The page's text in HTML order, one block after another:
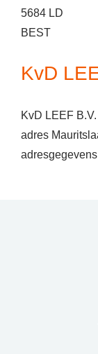
5684 LD
BEST
KvD
KvD LEEF
adres